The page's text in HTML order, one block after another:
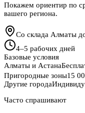
Покажем ориентир по
вашего региона.
Со склада Алматы
4–5 рабочих дней
Базовые условия
Алматы и Астана
Пригородные зоны15
Другие города
Часто спрашивают